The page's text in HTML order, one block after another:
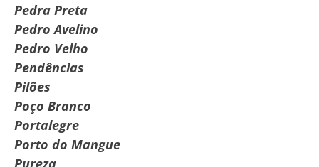
Pedra Preta
Pedro Avelino
Pedro Velho
Pendências
Pilões
Poço Branco
Portalegre
Porto do Mangue
Pureza